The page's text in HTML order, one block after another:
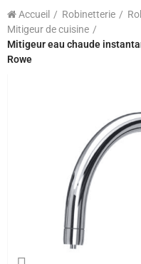
Accueil Robinetterie
Mitigeur de cuisine
Mitigeur eau chaude
Rowe